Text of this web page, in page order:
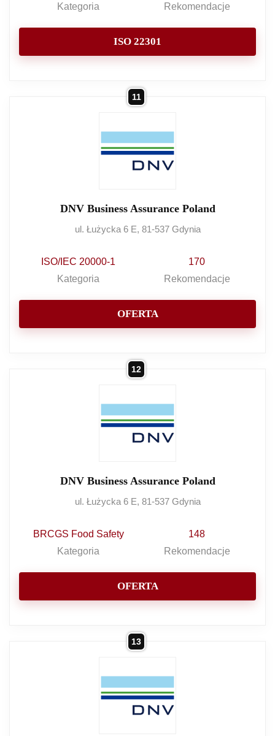
Kategoria
Rekomendacje
ISO 22301
11
DNV Business Assurance Poland
ul. Łużycka 6 E, 81-537 Gdynia
ISO/IEC 20000-1
Kategoria
170
Rekomendacje
OFERTA
12
DNV Business Assurance Poland
ul. Łużycka 6 E, 81-537 Gdynia
BRCGS Food Safety
Kategoria
148
Rekomendacje
OFERTA
13